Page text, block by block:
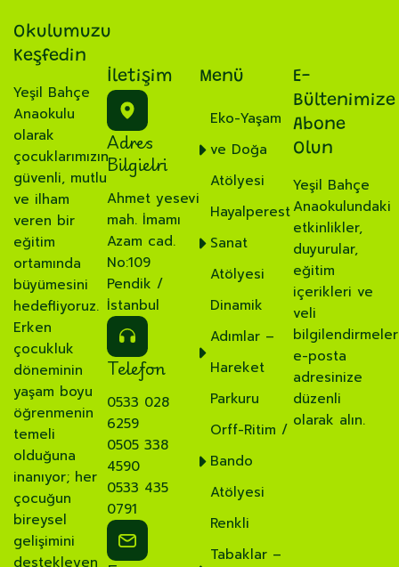
Okulumuzu
Keşfedin
Yeşil Bahçe
Anaokulu
olarak
çocuklarımızın
güvenli, mutlu
ve ilham
veren bir
eğitim
ortamında
büyümesini
hedefliyoruz.
Erken
çocukluk
döneminin
yaşam boyu
öğrenmenin
temeli
olduğuna
inanıyor; her
çocuğun
bireysel
gelişimini
destekleyen
İletişim
Adres
Bilgielri
Ahmet yesevi
mah. İmamı
Azam cad.
No:109
Pendik /
İstanbul
Telefon
0533 028
6259
0505 338
4590
0533 435
0791
Menü
Eko-Yaşam
ve Doğa
Atölyesi
Hayalperest
Sanat
Atölyesi
Dinamik
Adımlar –
Hareket
Parkuru
Orff-Ritim /
Bando
Atölyesi
Renkli
Tabaklar –
E-
Bültenimize
Abone
Olun
Yeşil Bahçe
Anaokulundaki
etkinlikler,
duyurular,
eğitim
içerikleri ve
veli
e-posta
adresinize
düzenli
olarak alın.